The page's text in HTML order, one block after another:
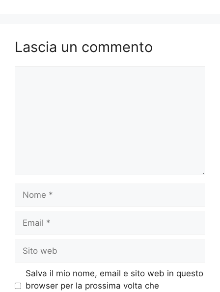
Lascia un commento
web
Salva il mio nome, email e sito web in questo
browser per la prossima volta che